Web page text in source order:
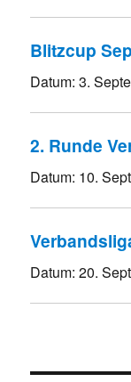
Blitzcup
Datum:3.
2. Runde
Datum: 10.
Datum:20.